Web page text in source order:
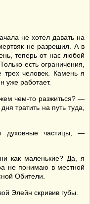
не хотел давать на
не разрешил. А в
теперь от нас любой
есть ограничения,
трех человек. Камень я
уже работает.
чем-то разжиться? —
тратить на путь туда,
частицы, —
как маленькие? Да, я
не понимаю в местной
Обители.
Элейн скривив губы.